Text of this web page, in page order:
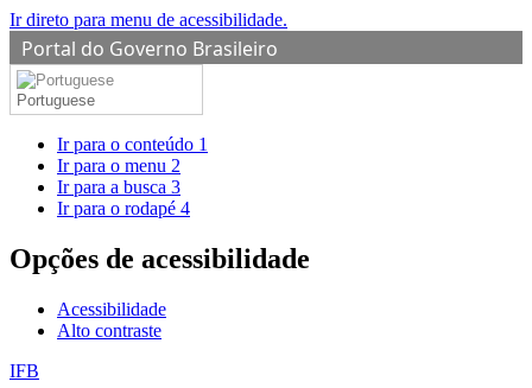
Ir direto para menu de acessibilidade.
Portal do Governo Brasileiro
Portuguese
Ir para o conteúdo 1
Ir para o menu 2
Ir para a busca 3
Ir para o rodapé 4
Opções de acessibilidade
Acessibilidade
Alto contraste
IFB